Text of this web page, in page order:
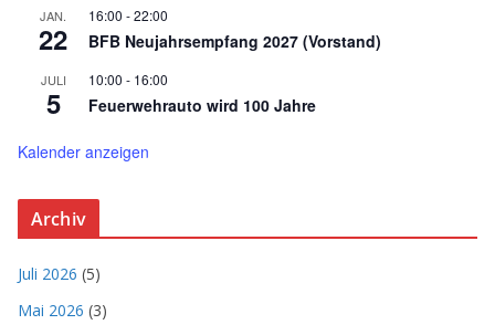
JAN.
22
16:00 -22:00
BFB Neujahrsempfang 2027 (Vorstand)
JULI
5
10:00 - 16:00
Feuerwehrauto wird 100 Jahre
Kalender anzeigen
Archiv
Juli 2026 (5)
Mai 2026 (3)